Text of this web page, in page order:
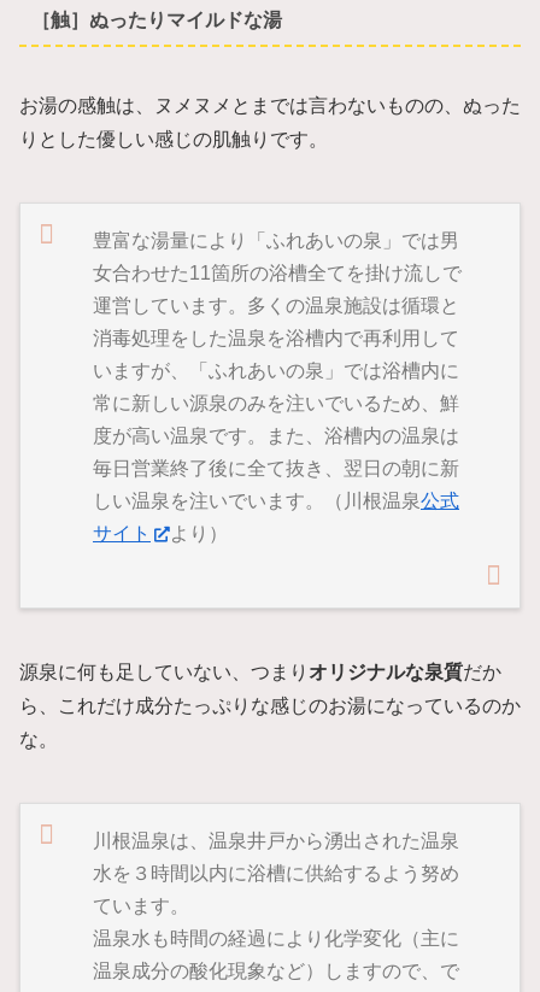
［触］ぬったりマイルドな湯
お湯の感触は、ヌメヌメとまでは言わないものの、ぬった
りとした優しい感じの肌触りです。
豊富な湯量により「ふれあいの泉」では男
女合わせた11箇所の浴槽全てを掛け流しで
運営しています。多くの温泉施設は循環と
消毒処理をした温泉を浴槽内で再利用して
いますが、「ふれあいの泉」では浴槽内に
常に新しい源泉のみを注いでいるため、鮮
度が高い温泉です。また、浴槽内の温泉は
毎日営業終了後に全て抜き、翌日の朝に新
しい温泉を注いでいます。（川根温泉公式
サイト
より）
源泉に何も足していない、つまり オリジナルな泉質だか
ら、これだけ成分たっぷりな感じのお湯になっているのか
な。
川根温泉は、温泉井戸から湧出された温泉
水を３時間以内に浴槽に供給するよう努め
ています。
温泉水も時間の経過により化学変化（主に
温泉成分の酸化現象など）しますので、で